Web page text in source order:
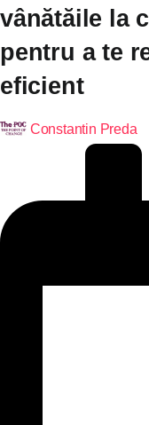
vânătăile la
pentru a te
eficient
Constantin Preda